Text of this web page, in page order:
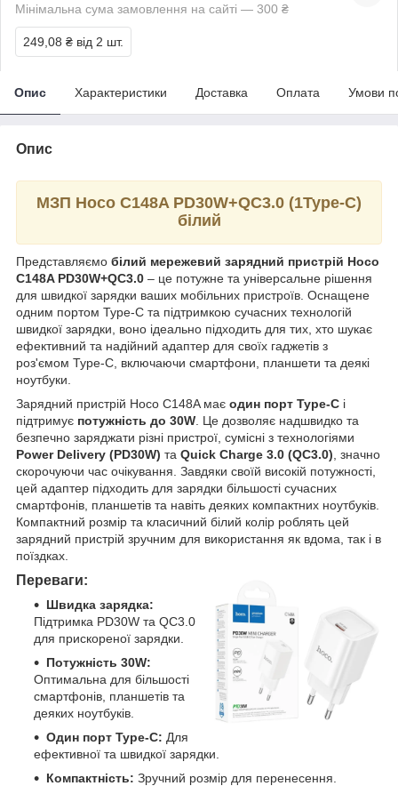
Мінімальна сума замовлення на сайті — 300 ₴
249,08 ₴ від 2 шт.
Опис Характеристики Доставка Оплата Умови
Опис
МЗП Hoco C148A PD30W+QC3.0 (1Type-C)
білий
Представляємо білий мережевий зарядний пристрій Hoco
C148A PD30W+QC3.0 – це потужне та універсальне рішення
для швидкої зарядки ваших мобільних пристроїв. Оснащене
одним портом Type-C та підтримкою сучасних технологій
швидкої зарядки, воно ідеально підходить для тих, хто шукає
ефективний та надійний адаптер для своїх гаджетів з
роз'ємом Type-C, включаючи смартфони, планшети та деякі
ноутбуки.
Зарядний пристрій Hoco C148A має один порт Type-C і
підтримує потужність до 30W . Це дозволяє надшвидко та
безпечно заряджати різні пристрої, сумісні з технологіями
Power Delivery (PD30W) та Quick Charge 3.0 (QC3.0) , значно
скорочуючи час очікування. Завдяки своїй високій потужності,
цей адаптер підходить для зарядки більшості сучасних
смартфонів, планшетів та навіть деяких компактних ноутбуків.
Компактний розмір та класичний білий колір роблять цей
зарядний пристрій зручним для використання як вдома, так і в
поїздках.
Переваги:
Швидка зарядка:
Підтримка PD30W та QC3.0
для прискореної зарядки.
Потужність 30W:
Оптимальна для більшості
смартфонів, планшетів та
деяких ноутбуків.
Один порт Type-C: Для
ефективної та швидкої зарядки.
Компактність: Зручний розмір для перенесення.